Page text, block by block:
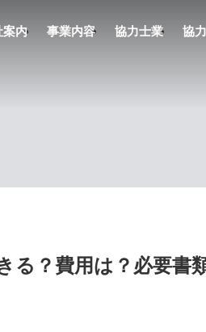
案内 事業内容 協力士業 協
る？費用は？必要書